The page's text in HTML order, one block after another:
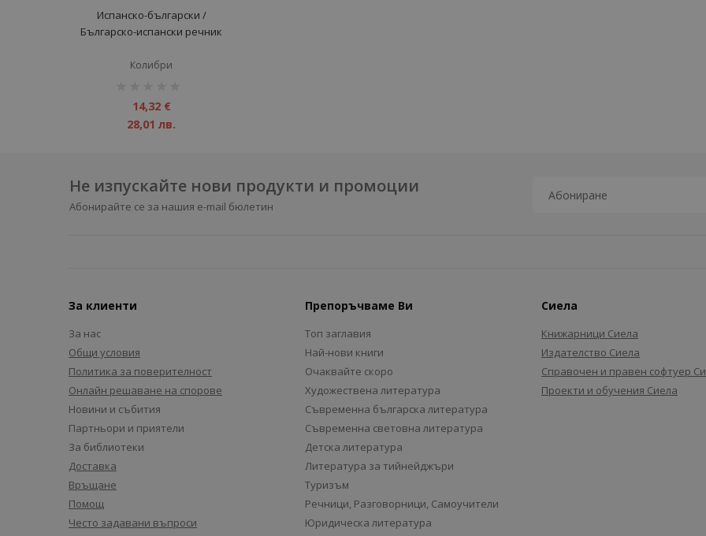
Испанско-български /
Българско-испански речник
Колибри
14,32 €
28,01 лв.
Не изпускайте нови продукти и промоции
Абонирайте се за нашия e-mail бюлетин
За клиенти
За нас
Общи условия
Политика за поверителност
Онлайн решаване на спорове
Новини и събития
Партньори и приятели
За библиотеки
Доставка
Връщане
Помощ
Често задавани въпроси
Препоръчваме Ви
Топ заглавия
Най-нови книги
Очаквайте скоро
Художествена литература
Съвременна българска литература
Съвременна световна литература
Детска литература
Литература за тийнейджъри
Туризъм
Речници, Разговорници, Самоучители
Юридическа литература
Сиела
Книжарници Сиела
Издателство Сиела
Справочен и правен софтуер
Проекти и обучения Сиела